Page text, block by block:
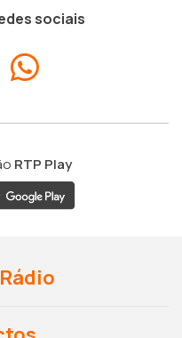
sociais
RTP Play